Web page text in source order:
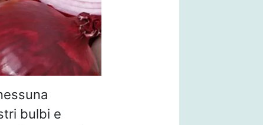
bulbi e